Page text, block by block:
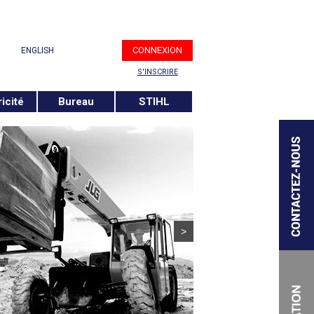
ENGLISH CONNEXION
S'INSCRIRE
Bureau STIHL
>